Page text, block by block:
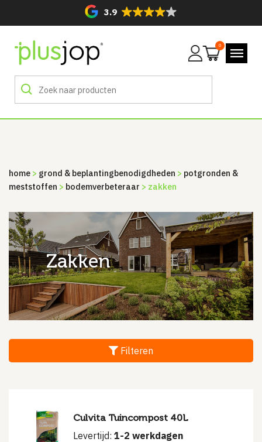
3.9
Mijn
0
home > grond & beplanting­benodigdheden > potgronden &
meststoffen > bodemverbeteraar > zakken
zakken
Filteren
Culvita Tuincompost 40L
Levertijd: 1-2 werkdagen